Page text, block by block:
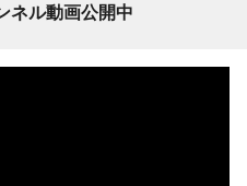
ネル動画公開中